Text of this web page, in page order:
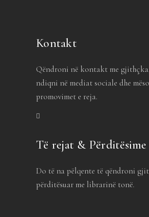
Kontakt
Qëndroni në kontakt me
ndiqni në mediat sociale dhe
promovimet e reja.
Të rejat & Përditësime
Do të na pëlqente të qëndroni
përditësuar me librarinë tonë.